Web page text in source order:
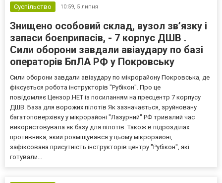
Суспільство 10:59, 5 липня
Знищено особовий склад, вузол зв’язку і
запаси боєприпасів, - 7 корпус ДШВ .
Сили оборони завдали авіаудару по базі
операторів БпЛА РФ у Покровську
Сили оборони завдали авіаудару по мікрорайону Покровська, де
фіксується робота інструкторів "Рубікон". Про це
повідомляє Цензор.НЕТ із посиланням на пресцентр 7 корпусу
ДШВ. База для ворожих пілотів Як зазначається, зруйновану
багатоповерхівку у мікрорайоні "Лазурний" РФ тривалий час
використовувала як базу для пілотів. Також в підрозділах
противника, який розміщувався у цьому мікрорайоні,
зафіксована присутність інструкторів центру "Рубікон", які
готували...